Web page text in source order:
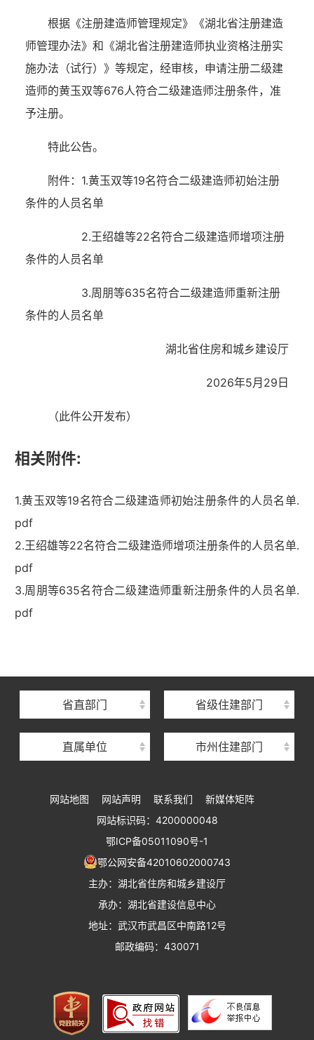
根据《注册建造师管理规定》《湖北省注册建造
师管理办法》和《湖北省注册建造师执业资格注册实
施办法（试行）》等规定，经审核，申请注册二级建
造师的黄玉双等676人符合二级建造师注册条件，准
予注册。
特此公告。
附件：1.黄玉双等19名符合二级建造师初始注册
条件的人员名单
2.王绍雄等22名符合二级建造师增项注册
条件的人员名单
3.周朋等635名符合二级建造师重新注册
条件的人员名单
湖北省住房和城乡建设厅
2026年5月29日
（此件公开发布）
相关附件:
1.黄玉双等19名符合二级建造师初始注册条件的人员名单.
pdf
2.王绍雄等22名符合二级建造师增项注册条件的人员名单.
pdf
3.周朋等635名符合二级建造师重新注册条件的人员名单.
pdf
省直部门 省级住建部门
直属单位
湖北省住房保障中心
湖北省建设工程质量安全监督总站
湖北省建设工程标准定额管理总站
湖北省住建厅执业资格注册中心
湖北省城乡建设发展中心
湖北城市建设职业技术学院
市州住建部门
网站地图 网站声明 联系我们
新媒体矩阵
网站标识码：4200000048
鄂ICP备05011090号-1
鄂公网安备42010602000743
主办：湖北省住房和城乡建设厅
承办：湖北省建设信息中心
地址：武汉市武昌区中南路12号
邮政编码：430071